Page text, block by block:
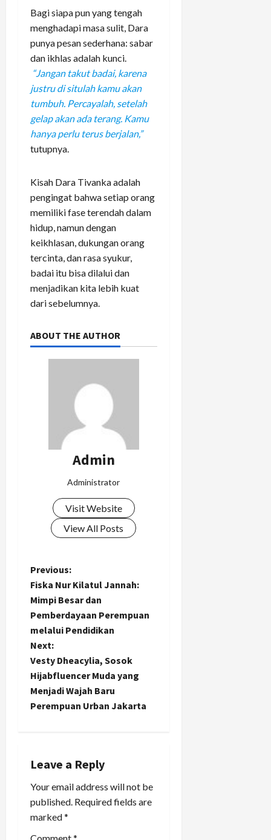
Bagi siapa pun yang tengah
menghadapi masa sulit, Dara
punya pesan sederhana: sabar
dan ikhlas adalah kunci.
“Jangan takut badai, karena
justru di situlah kamu akan
tumbuh. Percayalah, setelah
gelap akan ada terang. Kamu
hanya perlu terus berjalan,”
tutupnya.
Kisah Dara Tivanka adalah
pengingat bahwa setiap orang
memiliki fase terendah dalam
hidup, namun dengan
keikhlasan, dukungan orang
tercinta, dan rasa syukur,
badai itu bisa dilalui dan
menjadikan kita lebih kuat
dari sebelumnya.
ABOUT THE AUTHOR
Admin
Administrator
Visit Website
View All Posts
P
o
s
t
n
a
g
a
t
Previous:
Fiska Nur Kilatul Jannah:
Mimpi Besar dan
Pemberdayaan Perempuan
melalui Pendidikan
Next:
Vesty Dheacylia, Sosok
Hijabfluencer Muda yang
Menjadi Wajah Baru
Perempuan Urban Jakarta
Leave a Reply
Your email address will not be
published. Required fields are
marked*